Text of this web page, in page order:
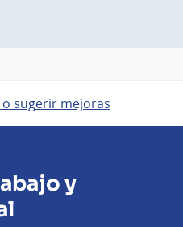
sugerir mejoras
y